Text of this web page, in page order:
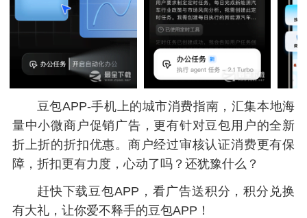
豆包APP-手机上的城市消费指南，汇集本地海
量中小微商户促销广告，更有针对豆包用户的全新
折上折的折扣优惠。商户经过审核认证消费更有保
障，折扣更有力度，心动了吗？还犹豫什么？
赶快下载豆包APP，看广告送积分，积分兑换
有大礼，让你爱不释手的豆包APP！